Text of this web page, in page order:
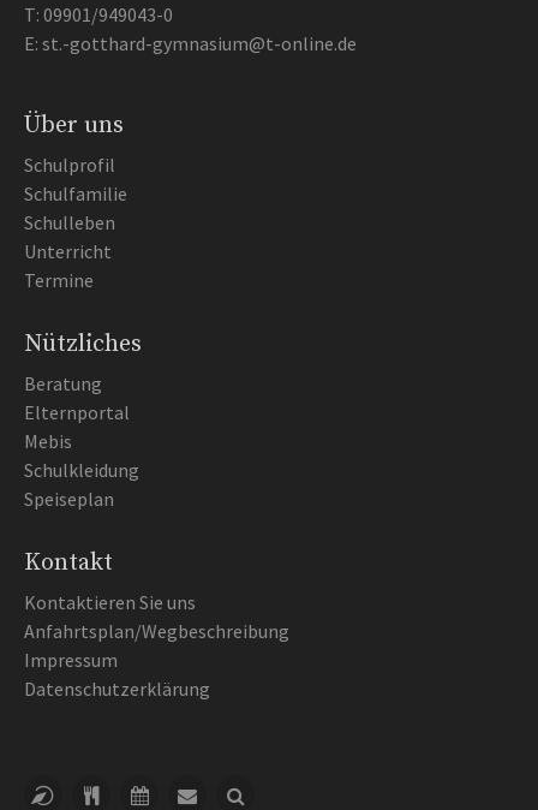
T: 09901/949043-0
E: st.-gotthard-gymnasium@t-online.de
Über uns
Schulprofil
Schulfamilie
Schulleben
Unterricht
Termine
Nützliches
Beratung
Elternportal
Mebis
Schulkleidung
Speiseplan
Kontakt
Kontaktieren Sie uns
Anfahrtsplan/Wegbeschreibung
Impressum
Datenschutzerklärung